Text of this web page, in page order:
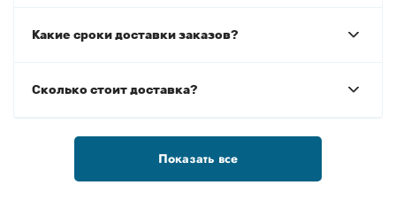
Какие сроки доставки заказов?
Сколько стоит доставка?
Показать все